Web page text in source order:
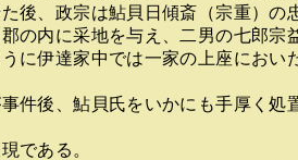
後、政宗は鮎貝日傾斎（宗重）の
の内に采地を与え、二男の七郎宗
に伊達家中では一家の上座におい
件後、鮎貝氏をいかにも手厚く処
である。